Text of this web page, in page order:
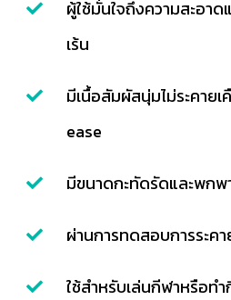
ผู้ใช้มั่นใจถึงความสะอา
เร้น
มีเนื้อสัมผัสนุ่มไม่ระคาย
ease
มีขนาดกะทัดรัดและพกพ
ผ่านการทดสอบการระค
ใช้สำหรับเล่นกีฬาหรือท